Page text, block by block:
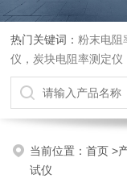
热门关键词：粉末电阻
仪，炭块电阻率测定仪
炭块热膨胀仪，炭块
当前位置：首页>
试仪